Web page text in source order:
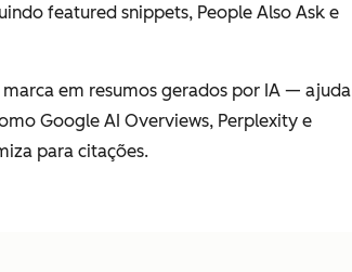
featured snippets, People Also Ask e
em resumos gerados por IA — ajuda
Google AI Overviews, Perplexity e
para citações.